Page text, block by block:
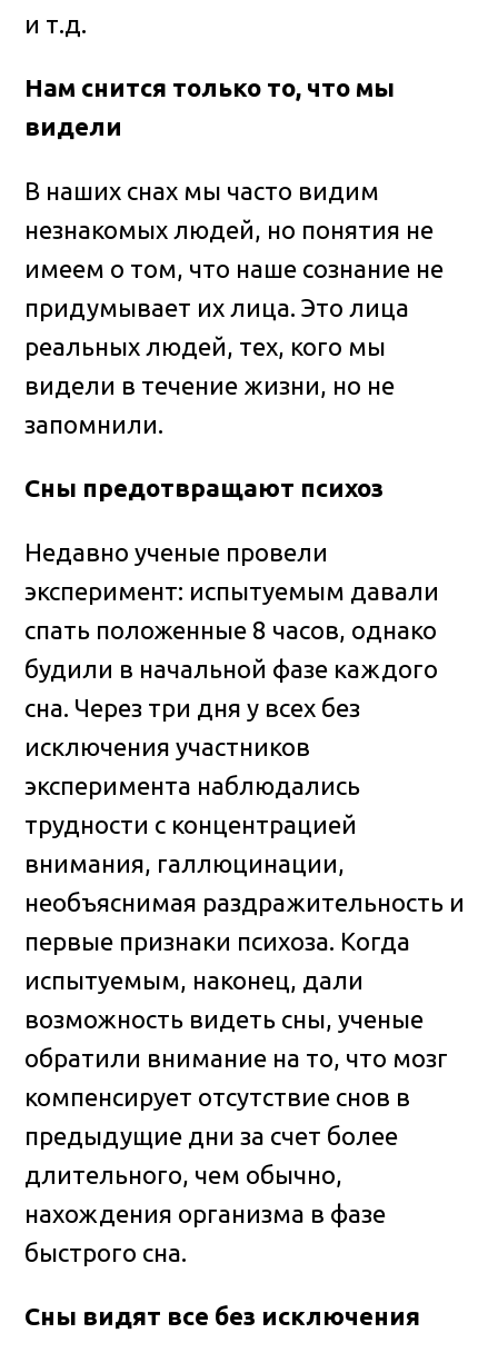
и т.д.
Нам снится только то, что мы
видели
В наших снах мы часто видим
незнакомых людей, но понятия не
имеем о том, что наше сознание не
придумывает их лица. Это лица
реальных людей, тех, кого мы
видели в течение жизни, но не
запомнили.
Сны предотвращают психоз
Недавно ученые провели
эксперимент: испытуемым давали
спать положенные 8 часов, однако
будили в начальной фазе каждого
сна. Через три дня у всех без
исключения участников
эксперимента наблюдались
трудности с концентрацией
внимания, галлюцинации,
необъяснимая раздражительность и
первые признаки психоза. Когда
испытуемым, наконец, дали
возможность видеть сны, ученые
обратили внимание на то, что мозг
компенсирует отсутствие снов в
предыдущие дни за счет более
длительного, чем обычно,
нахождения организма в фазе
быстрого сна.
Сны видят все без исключения